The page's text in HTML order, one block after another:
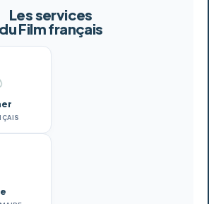
Les services
du Film français